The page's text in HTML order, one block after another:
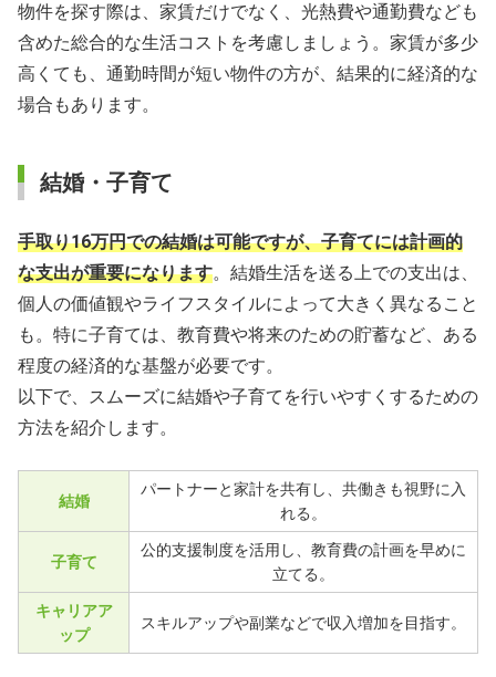
物件を探す際は、家賃だけでなく、光熱費や通勤費なども
含めた総合的な生活コストを考慮しましょう。家賃が多少
高くても、通勤時間が短い物件の方が、結果的に経済的な
場合もあります。
結婚・子育て
手取り16万円での結婚は可能ですが、子育てには計画的
な支出が重要になります。結婚生活を送る上での支出は、
個人の価値観やライフスタイルによって大きく異なること
も。特に子育ては、教育費や将来のための貯蓄など、ある
程度の経済的な基盤が必要です。
以下で、スムーズに結婚や子育てを行いやすくするための
方法を紹介します。
結婚
パートナーと家計を共有し、共働きも視野に入
れる。
子育て
公的支援制度を活用し、教育費の計画を早めに
立てる。
キャリアア
ップ
スキルアップや副業などで収入増加を目指す。